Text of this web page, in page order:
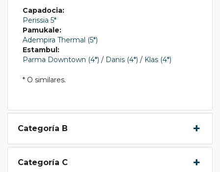
Capadocia:
Perissia 5*
Pamukale:
Adempira Thermal (5*)
Estambul:
Parma Downtown (4*) / Danis (4*) / Klas (4*)
* O similares.
Categoría B
Categoría C